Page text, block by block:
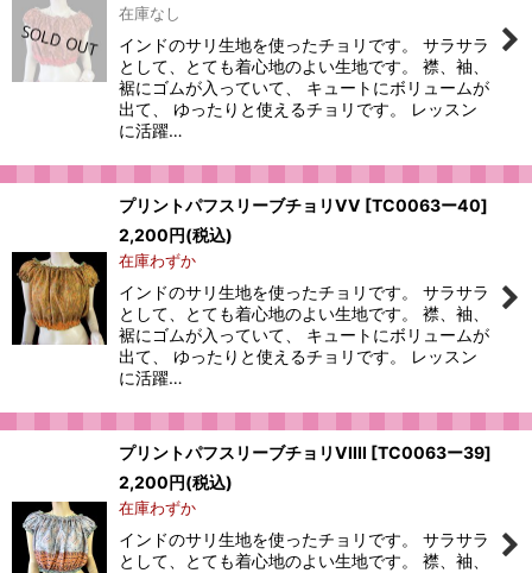
在庫なし
インドのサリ生地を使ったチョリです。 サラサラ
として、とても着心地のよい生地です。 襟、袖、
裾にゴムが入っていて、 キュートにボリュームが
出て、 ゆったりと使えるチョリです。 レッスン
に活躍…
プリントパフスリーブチョリVV [TC0063ー40]
2,200円(税込)
在庫わずか
インドのサリ生地を使ったチョリです。 サラサラ
として、とても着心地のよい生地です。 襟、袖、
裾にゴムが入っていて、 キュートにボリュームが
出て、 ゆったりと使えるチョリです。 レッスン
に活躍…
プリントパフスリーブチョリVIIII [TC0063ー39]
2,200円(税込)
在庫わずか
インドのサリ生地を使ったチョリです。 サラサラ
として、とても着心地のよい生地です。 襟、袖、